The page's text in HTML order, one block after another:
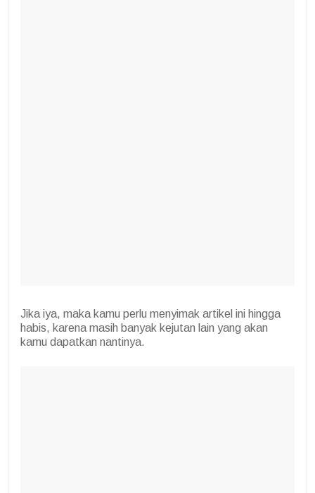
Jika iya, maka kamu perlu menyimak artikel ini hingga
habis, karena masih banyak kejutan lain yang akan
kamu dapatkan nantinya.